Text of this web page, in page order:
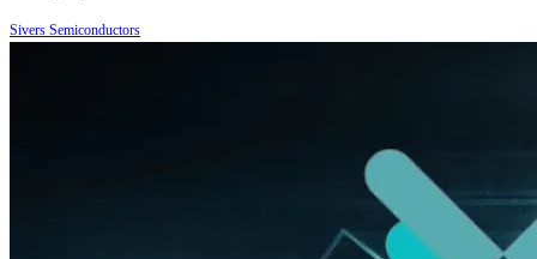
Sivers Semiconductors